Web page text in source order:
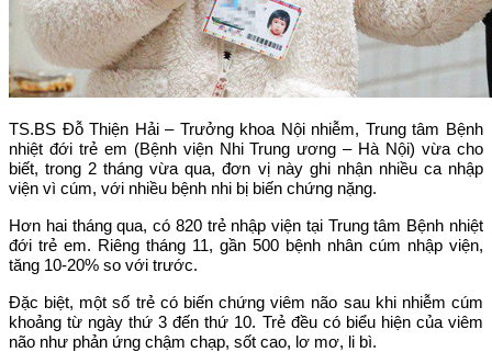
TS.BS Đỗ Thiện Hải – Trưởng khoa Nội nhiễm, Trung tâm Bệnh
nhiệt đới trẻ em (Bệnh viện Nhi Trung ương – Hà Nội) vừa cho
biết, trong 2 tháng vừa qua, đơn vị này ghi nhận nhiều ca nhập
viện vì cúm, với nhiều bệnh nhi bị biến chứng nặng.
Hơn hai tháng qua, có 820 trẻ nhập viện tại Trung tâm Bệnh nhiệt
đới trẻ em. Riêng tháng 11, gần 500 bệnh nhân cúm nhập viện,
tăng 10-20% so với trước.
Đặc biệt, một số trẻ có biến chứng viêm não sau khi nhiễm cúm
khoảng từ ngày thứ 3 đến thứ 10. Trẻ đều có biểu hiện của viêm
não như phản ứng chậm chạp, sốt cao, lơ mơ, li bì.